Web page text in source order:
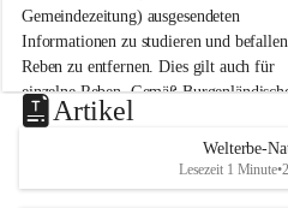
a
m
N
e
u
s
d
Gemeindezeitung) ausgesendeten
Informationen zu studieren und
Reben zu entfernen. Dies gilt auch für
einzelne Reben. Gemäß
Weinbaugesetz sind nicht gepflegte oder
unzulässige Weingärten zu roden! Bitte
helfen wir zusammen um unsere
vor den prognostizierten Ernteausfällen
Artikel
Welterbe-
Lesezeit 1 Minute•